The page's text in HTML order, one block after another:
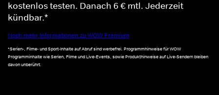
kostenlos testen. Danach 6 € mtl. Jederzeit
kündbar.*
Noch mehr Informationen zu WOW Premium
*Serien-, Filme- und Sport-Inhalte auf Abruf sind werbefrei. Programmhinweise für WOW
Programminhalte wie Serien, Filme und Live-Events, sowie Produkthinweise auf Live-Sendern bleiben
davon unberührt.